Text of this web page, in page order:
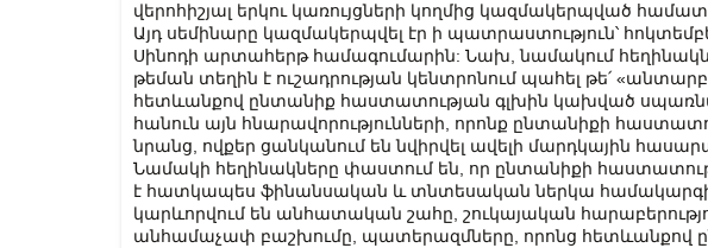
վերոհիշյալ երկու կառույցների կողմից կազմակերպված
Այդ սեմինարը կազմակերպվել էր ի պատրաստություն՝
Սինոդի արտահերթ համագումարին: Նախ, նամակում
թեման տեղին է ուշադրության կենտրոնում պահել թե՛
հետևանքով ընտանիք հաստատության գլխին կախված
հանուն այն հնարավորությունների, որոնք ընտանիքի
նրանց, ովքեր ցանկանում են նվիրվել ավելի մարդկային
Նամակի հեղինակները փաստում են, որ ընտանիքի
է հատկապես ֆինանսական և տնտեսական ներկա
կարևորվում են անհատական շահը, շուկայական
անհամաչափ բաշխումը, պատերազմները, որոնց հետևանքով